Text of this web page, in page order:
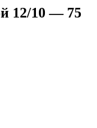
12/10 — 75